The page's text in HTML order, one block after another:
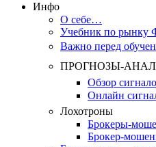
Инфо
О себе…
Учебник по рынку
Важно перед
ПРОГНОЗЫ-
Обзор
Онлайн
Лохотроны
Брокеры-
Брокер-